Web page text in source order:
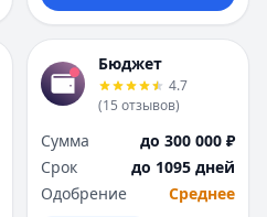
Бюджет
4.7
(15 отзывов)
Сумма
до 300 000 ₽
Срок
до 1095 дней
Одобрение
Среднее